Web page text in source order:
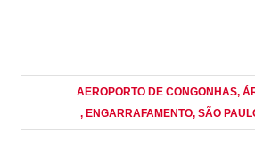
AEROPORTO DE CONGONHAS,
, ENGARRAFAMENTO, SÃO